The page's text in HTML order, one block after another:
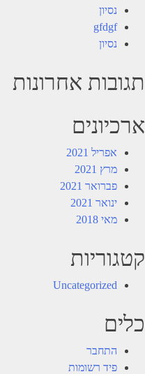
נסיון
gfdgf
נסיון
תגובות אחרונות
ארכיונים
אפריל 2021
מרץ 2021
פברואר 2021
ינואר 2021
מאי 2018
קטגוריות
Uncategorized
כלים
התחבר
פיד רשומות